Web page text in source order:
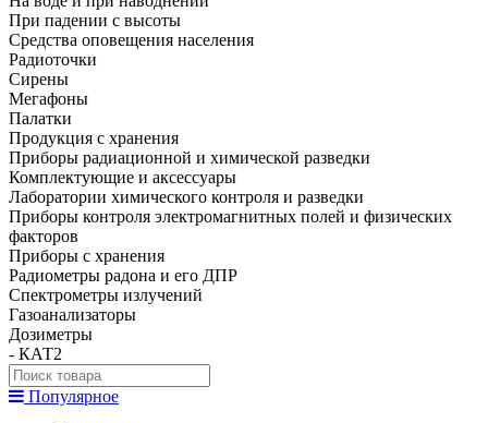
При падении с высоты
Средства оповещения населения
Радиоточки
Сирены
Мегафоны
Палатки
Продукция с хранения
Приборы радиационной и химической разведки
Комплектующие и аксессуары
Лаборатории химического контроля и разведки
Приборы контроля электромагнитных полей и физических
факторов
Приборы с хранения
Радиометры радона и его ДПР
Спектрометры излучений
Газоанализаторы
Дозиметры
- КАТ2
Популярное